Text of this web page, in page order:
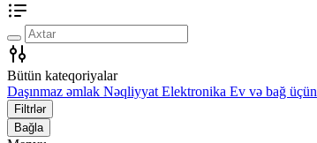
Bütün kateqoriyalar
Daşınmaz əmlak Nəqliyyat Elektronika Ev və bağ üçün
Filtrlər
Bağla